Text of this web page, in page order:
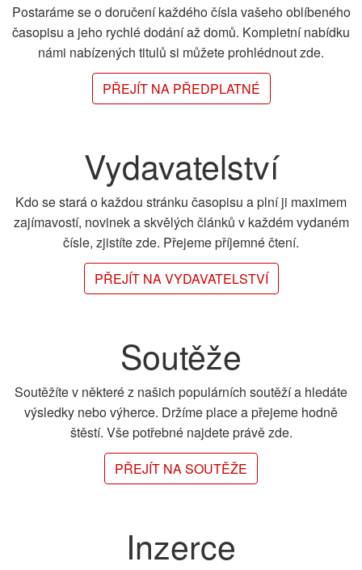
Postaráme se o doručení každého čísla vašeho oblíbeného
časopisu a jeho rychlé dodání až domů. Kompletní nabídku
námi nabízených titulů si můžete prohlédnout zde.
PŘEJÍT NA PŘEDPLATNÉ
Vydavatelství
Kdo se stará o každou stránku časopisu a plní ji maximem
zajímavostí, novinek a skvělých článků v každém vydaném
čísle, zjistíte zde. Přejeme příjemné čtení.
PŘEJÍT NA VYDAVATELSTVÍ
Soutěže
Soutěžíte v některé z našich populárních soutěží a hledáte
výsledky nebo výherce. Držíme place a přejeme hodně
štěstí. Vše potřebné najdete právě zde.
PŘEJÍT NA SOUTĚŽE
Inzerce